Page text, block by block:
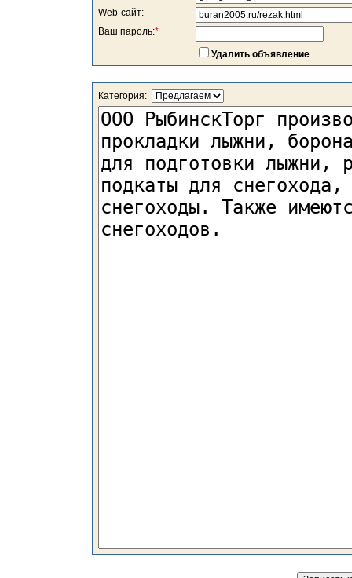
Web-сайт:
Ваш пароль:*
Удалить объявление
Категория: